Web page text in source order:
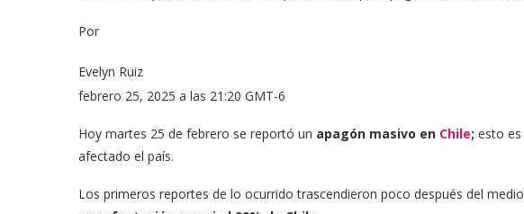
Por
Evelyn Ruiz
febrero 25, 2025 a las 21:20 GMT-6
Hoy martes 25 de febrero se reportó un apagón masivo en Chile; esto es
afectado el país.
Los primeros reportes de lo ocurrido trascendieron poco después del